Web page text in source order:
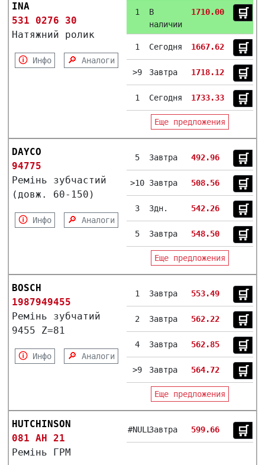
INA
531 0276 30
Натяжний ролик
🛈Инфо 🔎 Аналоги
1
В
наличии
1710.00 🛒︎
1 Сегодня 1667.62 🛒︎
>9 Завтра 1718.12 🛒︎
1 Сегодня 1733.33 🛒︎
Еще предложения
DAYCO
94775
Ремінь зубчастий
(довж. 60-150)
🛈Инфо 🔎 Аналоги
5 Завтра 492.96 🛒︎
>10 Завтра 508.56 🛒︎
3 3дн. 542.26 🛒︎
5 Завтра 548.50 🛒︎
Еще предложения
BOSCH
1987949455
Ремінь зубчатий
9455 Z=81
🛈Инфо 🔎 Аналоги
1 Завтра 553.49 🛒︎
2 Завтра 562.22 🛒︎
4 Завтра 562.85 🛒︎
>9 Завтра 564.72 🛒︎
Еще предложения
HUTCHINSON
081 AH 21
Ремінь ГРМ
#NULLЗавтра 599.66 🛒︎